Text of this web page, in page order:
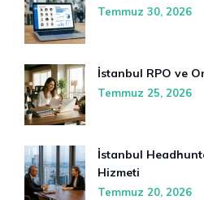
Temmuz 30, 2026
İstanbul RPO ve
Temmuz 25, 2026
İstanbul
Hizmeti
Temmuz 20, 2026